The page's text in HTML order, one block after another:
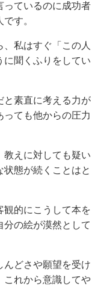
っているのに成功者
す。
私はすぐ「この人
に聞くふりをしてい
と素直に考える力が
っても他からの圧力
教えに対しても疑い
態が続くことはと
観的にこうして本を
の絵が漠然として
んどさや願望を受け
これから意識してや